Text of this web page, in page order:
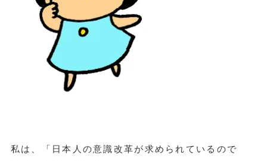
私は、「日本人の意識改革が求められているので